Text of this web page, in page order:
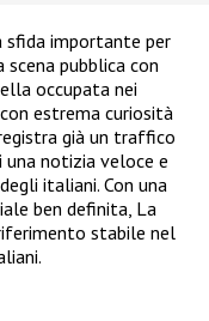
sfida importante per
pubblica con
occupata nei
estrema curiosità
già un traffico
una notizia veloce e
italiani. Con una
ben definita, La
stabile nel